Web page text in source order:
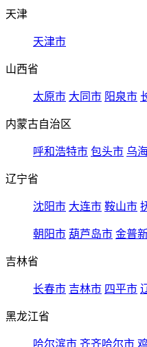
天津
天津市
山西省
太原市 大同市 阳泉市
内蒙古自治区
呼和浩特市 包头市 乌
辽宁省
沈阳市 大连市 鞍山市
朝阳市 葫芦岛市 金普
吉林省
长春市 吉林市 四平市
黑龙江省
哈尔滨市 齐齐哈尔市